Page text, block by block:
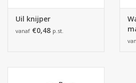
Uil knijper
vanaf €0,48 p.st.